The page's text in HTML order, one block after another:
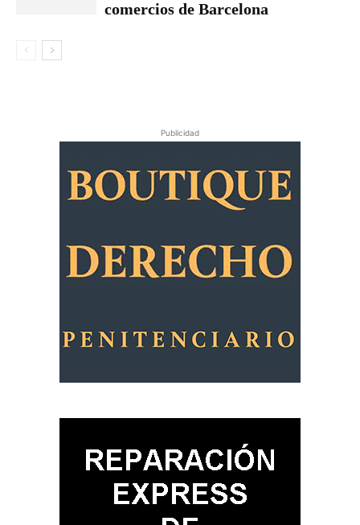
comercios de Barcelona
Publicidad